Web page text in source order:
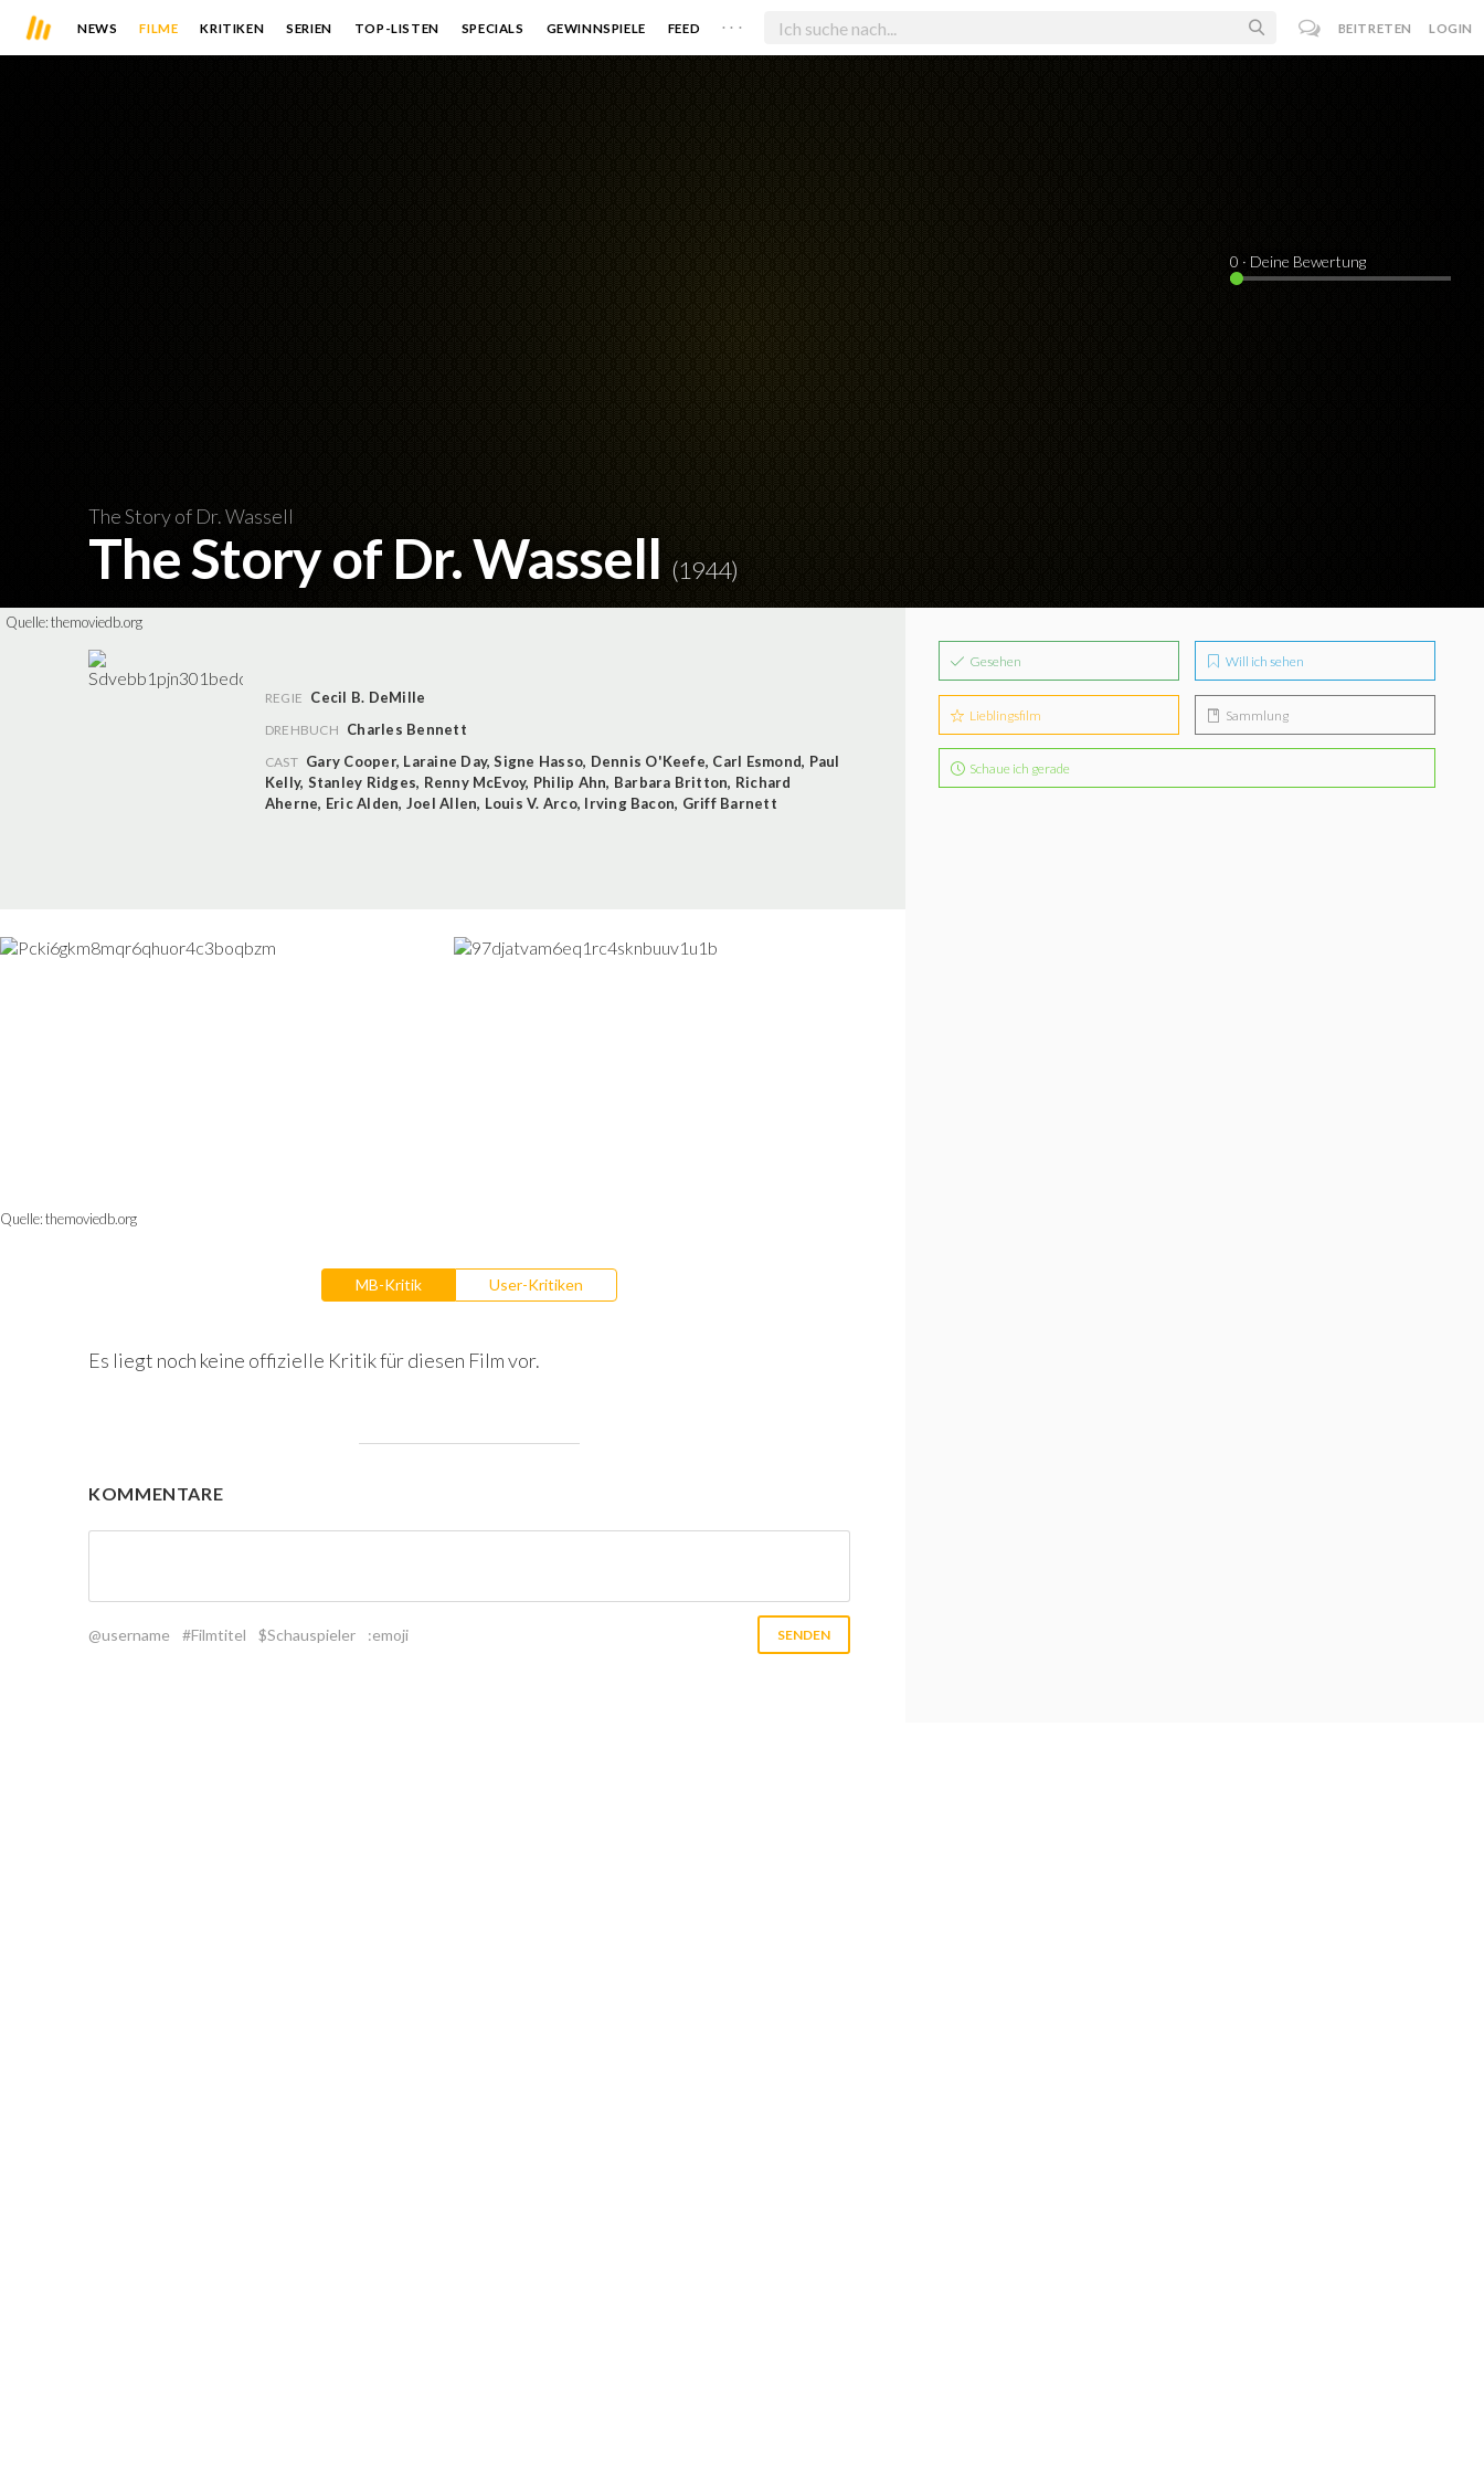
NEWS FILME KRITIKEN SERIEN TOP-LISTEN SPECIALS GEWINNSPIELE FEED . . . BEITRETEN LOGIN
The Story of Dr. Wassell
The Story of Dr. Wassell (1944)
0 · Deine Bewertung
Quelle:themoviedb.org
REGIE Cecil B. DeMille
DREHBUCH Charles Bennett
CAST Gary Cooper, Laraine Day,Signe Hasso, Dennis O'Keefe, Carl Esmond, Paul
Kelly, Stanley Ridges, Renny McEvoy, Philip Ahn, Barbara Britton, Richard
Aherne, Eric Alden, Joel Allen, Louis V. Arco, Irving Bacon, Griff Barnett
Quelle:themoviedb.org
MB-Kritik User-Kritiken
Es liegt noch keine offizielle Kritik für diesen Film vor.
KOMMENTARE
@username #Filmtitel $Schauspieler :emoji
Gesehen Will ich sehen
Lieblingsfilm Sammlung
Schaue ich gerade